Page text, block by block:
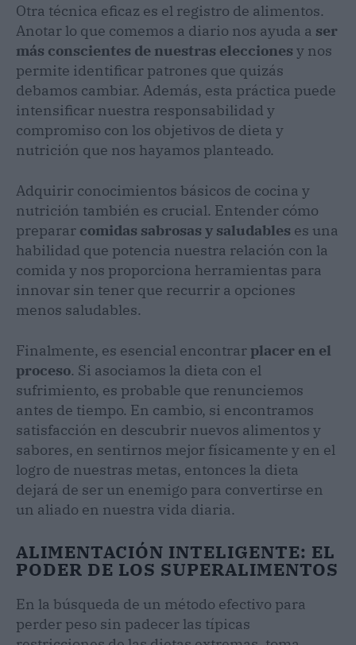
Otra técnica eficaz es el registro de alimentos.
Anotar lo que comemos a diario nos ayuda a ser
más conscientes de nuestras elecciones y nos
permite identificar patrones que quizás
debamos cambiar. Además, esta práctica puede
intensificar nuestra responsabilidad y
compromiso con los objetivos de dieta y
nutrición que nos hayamos planteado.
Adquirir conocimientos básicos de cocina y
nutrición también es crucial. Entender cómo
preparar comidas sabrosas y saludables es una
habilidad que potencia nuestra relación con la
comida y nos proporciona herramientas para
innovar sin tener que recurrir a opciones
menos saludables.
Finalmente, es esencial encontrarplacer en el
proceso. Si asociamos la dieta con el
sufrimiento, es probable que renunciemos
antes de tiempo. En cambio, si encontramos
satisfacción en descubrir nuevos alimentos y
sabores, en sentirnos mejor físicamente y en el
logro de nuestras metas, entonces la dieta
dejará de ser un enemigo para convertirse en
un aliado en nuestra vida diaria.
ALIMENTACIÓN INTELIGENTE: EL
PODER DE LOS SUPERALIMENTOS
En la búsqueda de un método efectivo para
perder peso sin padecer las típicas